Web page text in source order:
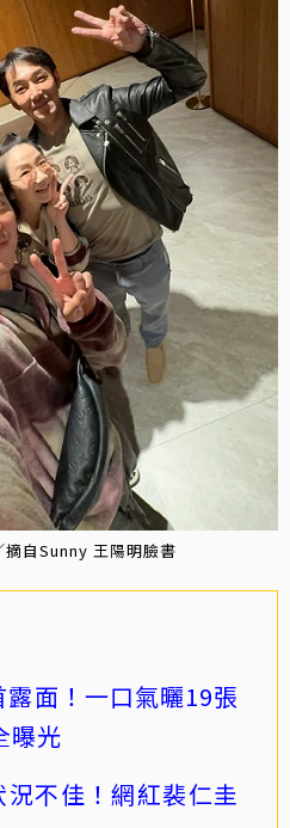
自Sunny 王陽明臉書
面！一口氣曬19張
曝光
不佳！網紅裴仁圭